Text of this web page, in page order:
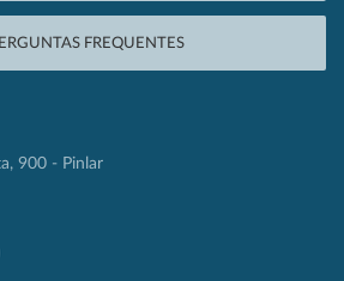
FREQUENTES
900 - Pinlar